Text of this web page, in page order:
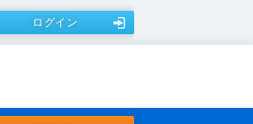
ログイン